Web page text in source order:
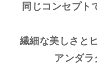
同じコンセプト
繊細な美しさと
アンダ